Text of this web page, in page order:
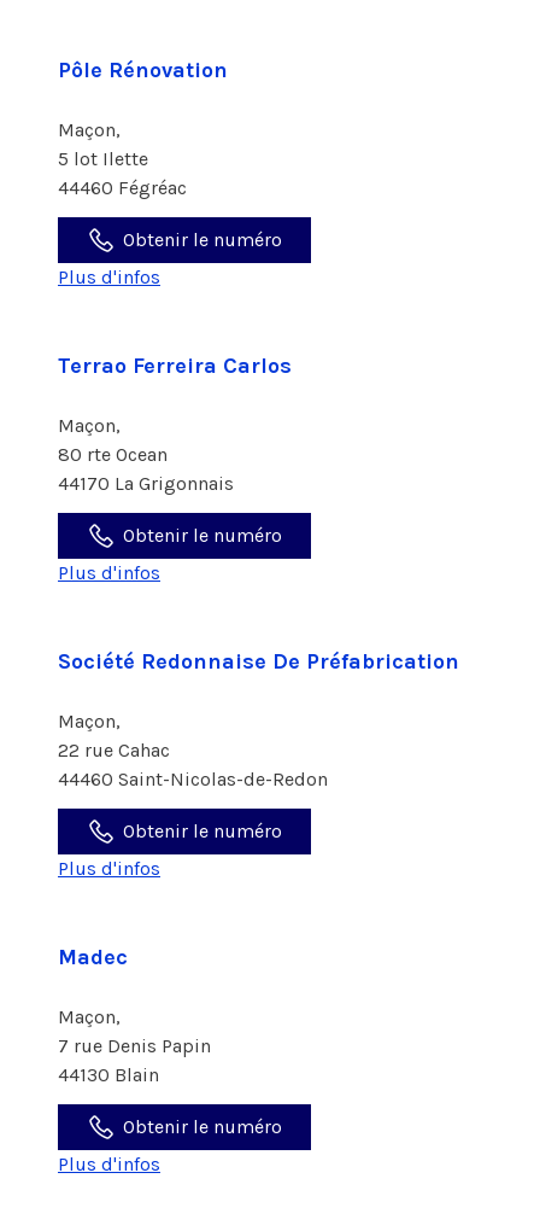
Pôle Rénovation
Maçon,
5 lot Ilette
44460 Fégréac
Obtenir le numéro
Plus d'infos
Terrao Ferreira Carlos
Maçon,
80 rte Ocean
44170 La Grigonnais
Obtenir le numéro
Plus d'infos
Société Redonnaise De Préfabrication
Maçon,
22 rue Cahac
44460 Saint-Nicolas-de-Redon
Obtenir le numéro
Plus d'infos
Madec
Maçon,
7 rue Denis Papin
44130 Blain
Obtenir le numéro
Plus d'infos